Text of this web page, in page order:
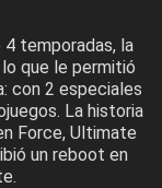
temporadas, la
que le permitió
con 2 especiales
La historia
Force, Ultimate
un reboot en